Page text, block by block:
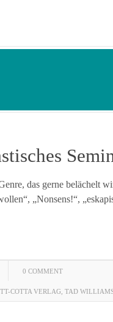
das gerne belächelt
„Nonsens!“,
0 COMMENT
COTTA VERLAG TAD